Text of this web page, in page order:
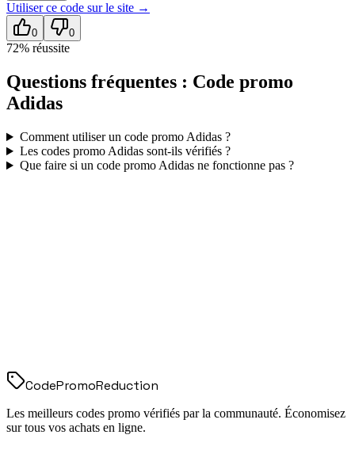
Utiliser ce code surle site →
0 0
72% réussite
Questions fréquentes : Code promo
Adidas
Comment utiliser un code promo Adidas?
Les codes promo Adidassont-ils vérifiés ?
Que faire si un code promo Adidasne fonctionne pas ?
CodePromoReduction
Les meilleurs codes promo vérifiés par la communauté. Économisez
sur tous vos achats en ligne.